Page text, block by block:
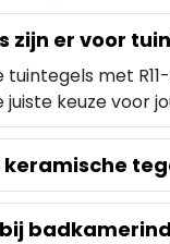
zijn er voor
tuintegels met
juiste keuze voor
keramische